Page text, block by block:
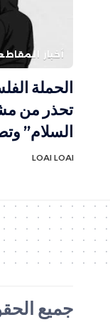
أخبار
الحملة
تحذر من
السلام”
LOAI LOAI
جميع